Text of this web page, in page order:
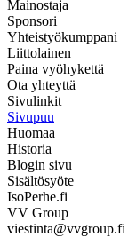
Mainostaja
Sponsori
Yhteistyökumppani
Liittolainen
Paina vyöhykettä
Ota yhteyttä
Sivulinkit
Sivupuu
Huomaa
Historia
Blogin sivu
Sisältösyöte
IsoPerhe.fi
VV Group
viestinta@vvgroup.fi